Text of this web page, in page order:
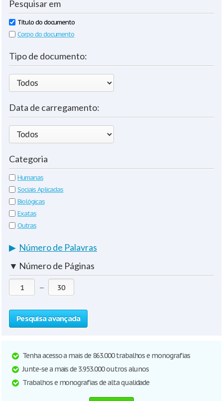
Pesquisar em
Título do documento
Corpo do documento
Tipo de documento:
Data de carregamento:
Categoria
Humanas
Sociais Aplicadas
Biológicas
Exatas
Outras
▶ Número de Palavras
▼ Número de Páginas
—
Pesquisa avançada
Tenha acesso a mais de 863.000 trabalhos e monografias
Junte-se a mais de 3.953.000 outros alunos
Trabalhos e monografias de alta qualidade